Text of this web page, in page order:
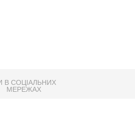
В СОЦІАЛЬНИХ
МЕРЕЖАХ